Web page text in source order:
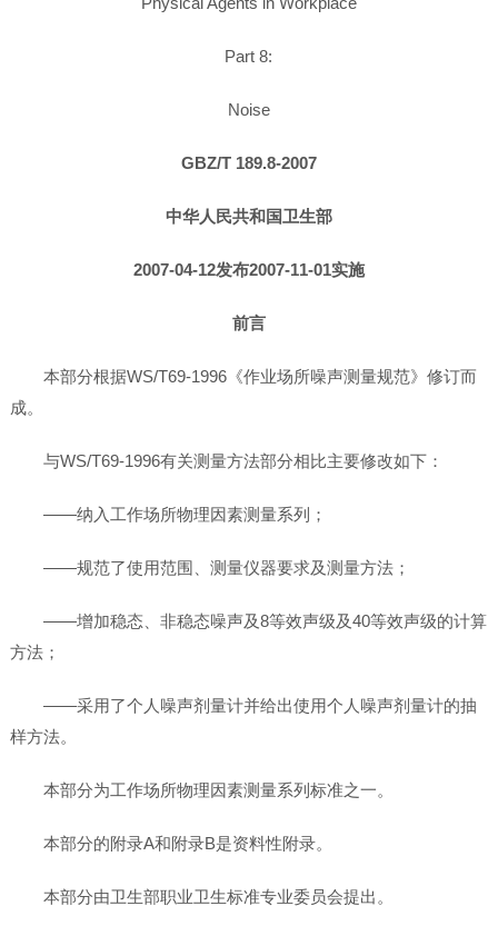
Part 8:
Noise
GBZ/T 189.8-2007
中华人民共和国卫生部
2007-04-12发布2007-11-01实施
前言
本部分根据WS/T69-1996《作业场所噪声测量规范》修订而
成。
与WS/T69-1996有关测量方法部分相比主要修改如下：
——纳入工作场所物理因素测量系列；
——规范了使用范围、测量仪器要求及测量方法；
——增加稳态、非稳态噪声及8等效声级及40等效声级的计算
方法；
——采用了个人噪声剂量计并给出使用个人噪声剂量计的抽
样方法。
本部分为工作场所物理因素测量系列标准之一。
本部分的附录A和附录B是资料性附录。
本部分由卫生部职业卫生标准专业委员会提出。